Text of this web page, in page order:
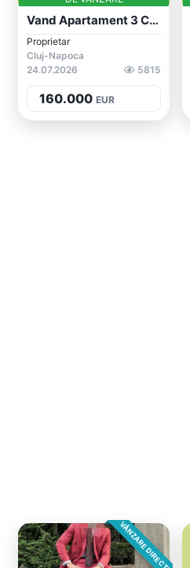
Vand Apartament 3 Camere| Decomandat| Ma...
Proprietar
Cluj-Napoca
24.07.2026
5815
160.000 EUR
VÂNZARE DIRECTA